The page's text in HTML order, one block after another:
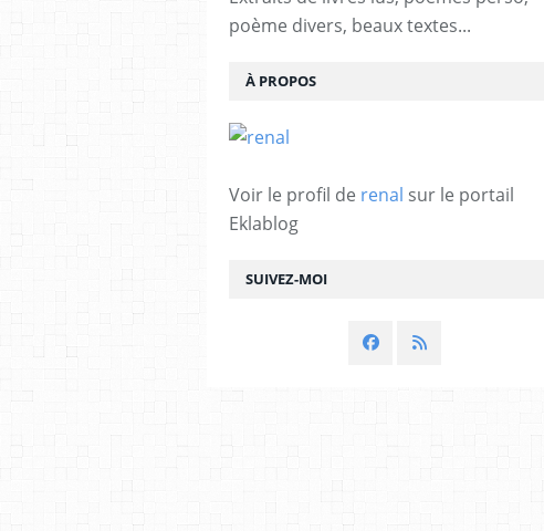
SUIVEZ-MOI
poème divers, beaux textes...
À PROPOS
Voir le profil de renal sur le portail
Eklablog